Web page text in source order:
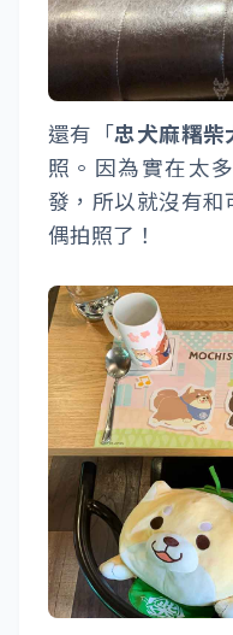
還有「忠犬麻糬柴
照。因為實在太
發，所以就沒有和
偶拍照了！